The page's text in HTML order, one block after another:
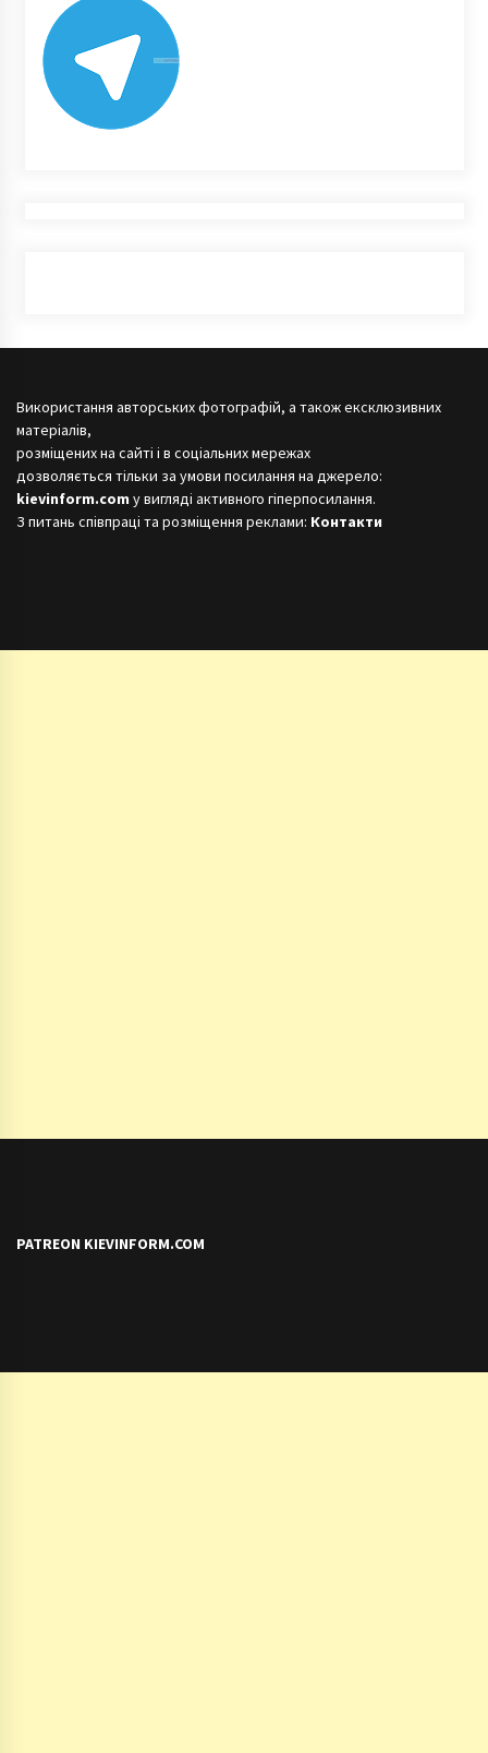
Використання авторських фотографій, а також ексклюзивних
матеріалів,
розміщених на сайті і в соціальних мережах
дозволяється тільки за умови посилання на джерело:
kievinform.com у вигляді активного гіперпосилання.
З питань співпраці та розміщення реклами: Контакти
PATREON KIEVINFORM.COM